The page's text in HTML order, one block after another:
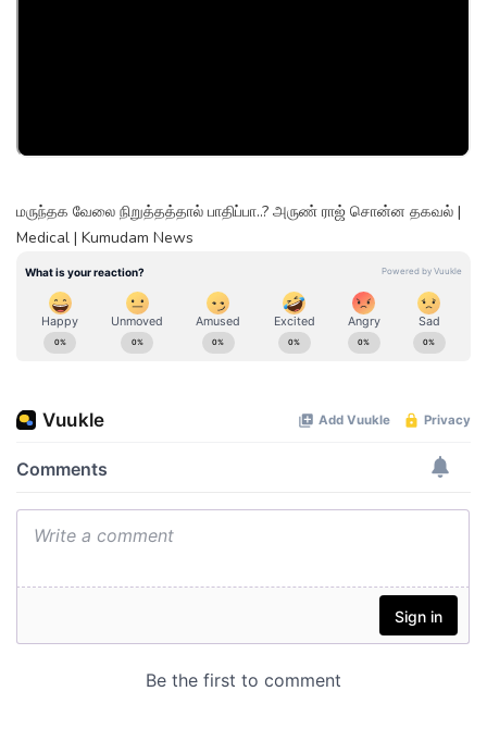
மருந்தக வேலை நிறுத்தத்தால் பாதிப்பா..? அருண் ராஜ் சொன்ன தகவல் |
Medical | Kumudam News